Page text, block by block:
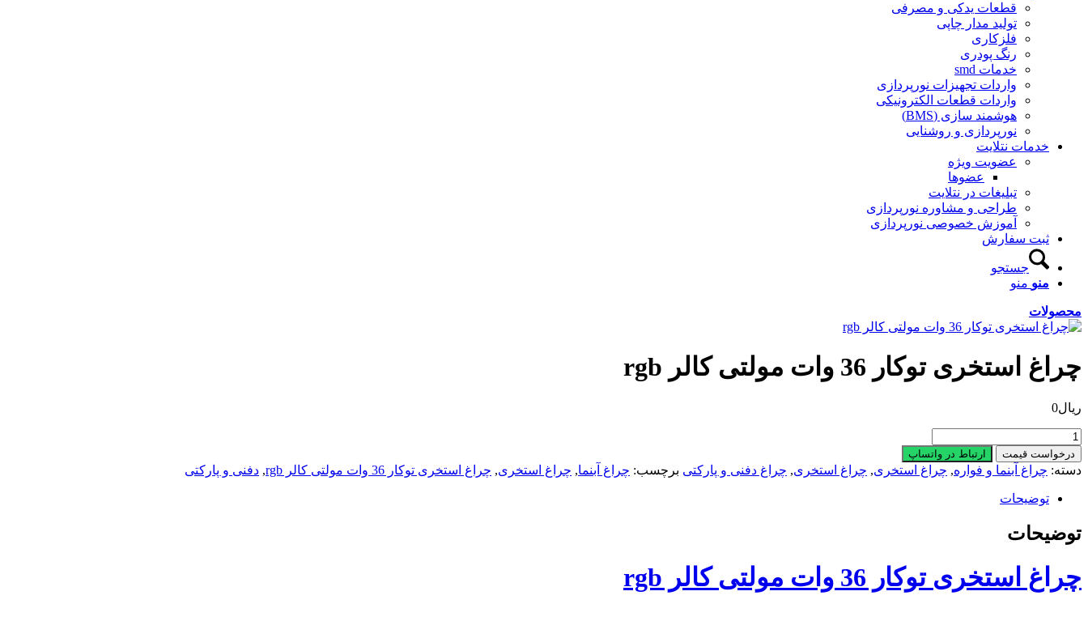
قطعات یدکی و مصرفی
تولید مدار چاپی
فلزکاری
رنگ پودری
خدمات smd
واردات تجهیزات نورپردازی
واردات قطعات الکترونیکی
هوشمند سازی (BMS)
نورپردازی و روشنایی
خدمات نتلایت
عضویت ویژه
عضوها
تبلیغات در نتلایت
طراحی و مشاوره نورپردازی
آموزش خصوصی نورپردازی
ثبت سفارش
جستجو
منو منو
محصولات
چراغ استخری توکار 36 وات مولتی کالر rgb
ریال0
چراغ
استخری
توکار
وات
کالر
rgb
درخواست قیمت ارتباط در واتساپ
دسته: چراغ آبنما و فواره, چراغ استخری, چراغ استخری, چراغ دفنی و پارکتی برچسب: چراغ آبنما, چراغ استخری, چراغ استخری توکار 36 وات مولتی کالر rgb , دفنی و پارکتی
توضیحات
توضیحات
چراغ استخری توکار 36 وات مولتی کالر rgb